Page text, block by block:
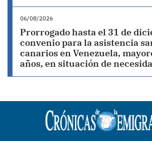
06/08/2026
Prorrogado hasta el 31 de
convenio para la asistencia
canarios en Venezuela,
años, en situación de